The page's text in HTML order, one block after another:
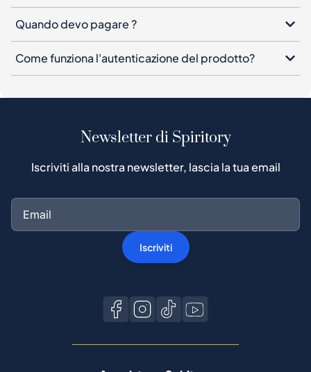
Quando devo pagare ?
Come funziona l'autenticazione del prodotto?
Newsletter di Spiritory
Iscriviti alla nostra newsletter, lascia la tua email
Iscriviti